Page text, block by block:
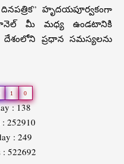
హృదయపూర్వకంగా
ఛానెల్ మీ మధ్య ఉండటానికి
ప్రధాన సమస్యలను
1 0
: 138
: 252910
: 249
522692